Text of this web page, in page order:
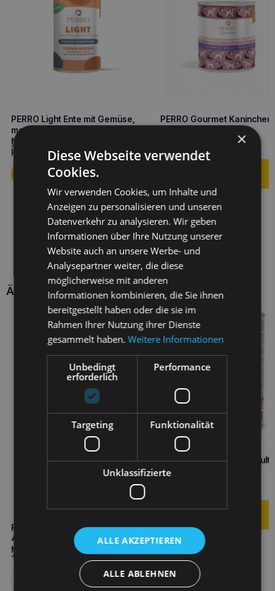
PERRO Light Ente mit Gemüse,
monoproteinhaltig, 400 g
Nassfutter für ausgewachsene
Hunde
4,90
PERRO Gourmet Kaninchen
Monoproteinfutter für
ausgewachsene Hunde
Ähnliche Produkte
RINTI Canine Niere/Renal Beef
400g zur Unterstützung der
Nierenfunktion bei Hunden
2,70
Weiterlesen
Calibra Premium Line Adult
Kalbfleisch&Huhn 1240g
×
Diese Webseite verwendet
Cookies.
Wir verwenden Cookies, um Inhalte und
Anzeigen zu personalisieren und unseren
Datenverkehr zu analysieren. Wir geben
Informationen über Ihre Nutzung unserer
Website auch an unsere Werbe- und
Analysepartner weiter, die diese
möglicherweise mit anderen
Informationen kombinieren, die Sie ihnen
bereitgestellt haben oder die sie im
Rahmen Ihrer Nutzung ihrer Dienste
gesammelt haben.Weitere Informationen
Unbedingt
erforderlich
Performance
Targeting Funktionalität
Unklassifizierte
ALLE AKZEPTIEREN
ALLE ABLEHNEN